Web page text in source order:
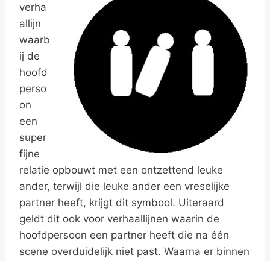
verha
allijn
waarb
ij de
hoofd
perso
on
een
super
fijne
relatie opbouwt met een ontzettend leuke
ander, terwijl die leuke ander een vreselijke
partner heeft, krijgt dit symbool. Uiteraard
geldt dit ook voor verhaallijnen waarin de
hoofdpersoon een partner heeft die na één
scene overduidelijk niet past. Waarna er binnen